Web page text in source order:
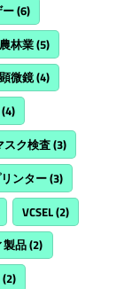
(6)
農林業(5)
微鏡(4)
スク検査(3)
ンター(3)
VCSEL(2)
製品(2)
(2)